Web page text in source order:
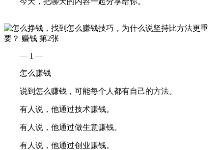
— 1 —
怎么赚钱
说到怎么赚钱，可能每个人都有自己的方法。
有人说，他通过技术赚钱。
有人说，他通过做生意赚钱。
有人说，他通过创业赚钱。